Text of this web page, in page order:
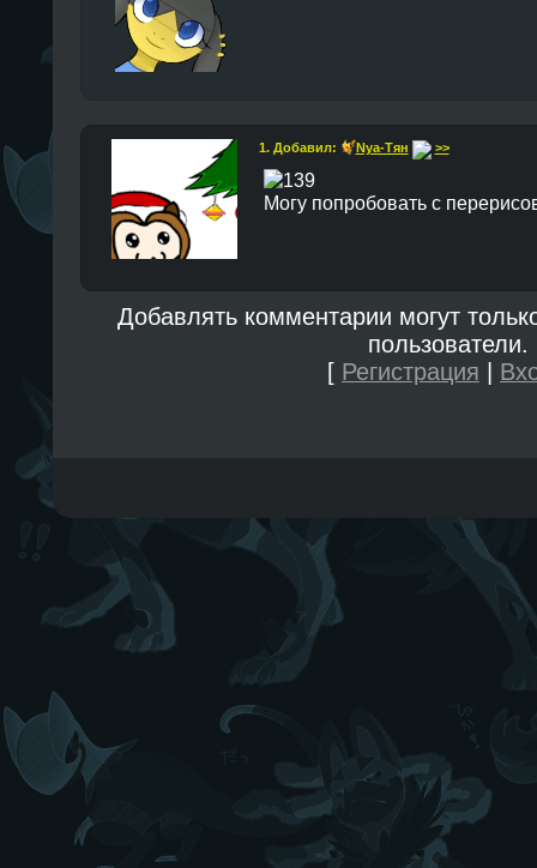
1. Добавил: Nya-Тян >>
Могу попробовать с
Добавлять комментарии могут
пользователи.
[ Регистрация